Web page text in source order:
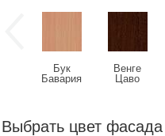
Бук
Бавария
Венге
Цаво
Выбрать цвет фасада